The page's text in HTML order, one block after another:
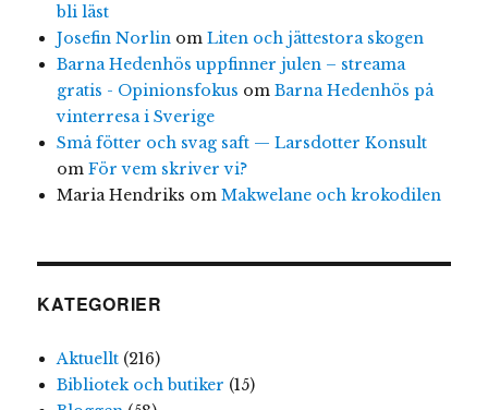
bli läst
Josefin Norlinom Liten och jättestora skogen
Barna Hedenhös uppfinner julen – streama
gratis - Opinionsfokus om Barna Hedenhös på
vinterresa i Sverige
Små fötter och svag saft — Larsdotter Konsult
om För vem skriver vi?
Maria Hendriks om Makwelane och krokodilen
KATEGORIER
Aktuellt(216)
Bibliotek och butiker (15)